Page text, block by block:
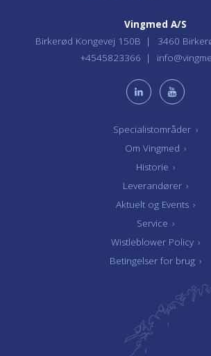
Specialistområder ›
Om Vingmed ›
Historie ›
Leverandører ›
Aktuelt og Events ›
Service ›
Wistleblower Policy ›
Betingelser for brug ›
Vingmed A/S
Birkerød Kongevej 150B
3460
+4545823366